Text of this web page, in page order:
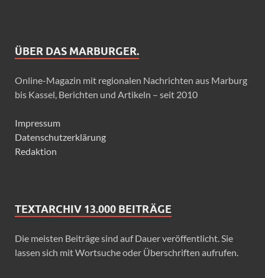
ÜBER DAS MARBURGER.
Online-Magazin mit regionalen Nachrichten aus Marburg
bis Kassel, Berichten und Artikeln – seit 2010
Impressum
Datenschutzerklärung
Redaktion
TEXTARCHIV 13.000 BEITRÄGE
Die meisten Beiträge sind auf Dauer veröffentlicht. Sie
lassen sich mit Wortsuche oder Überschriften aufrufen.